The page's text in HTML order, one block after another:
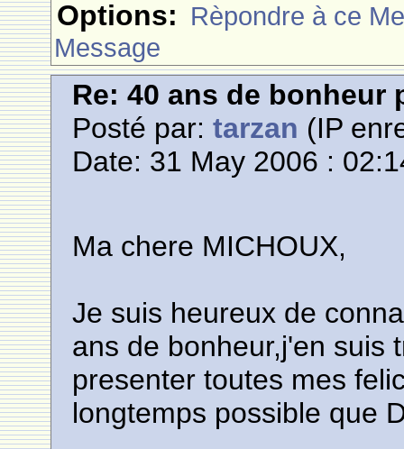
Options: Rèpondre à ce
Message
Re: 40 ans de bonheur
Posté par:tarzan (IP
Date: 31 May 2006 :
Ma chere MICHOUX,
Je suis heureux de
ans de bonheur,j'en suis
presenter toutes mes
longtemps possible que